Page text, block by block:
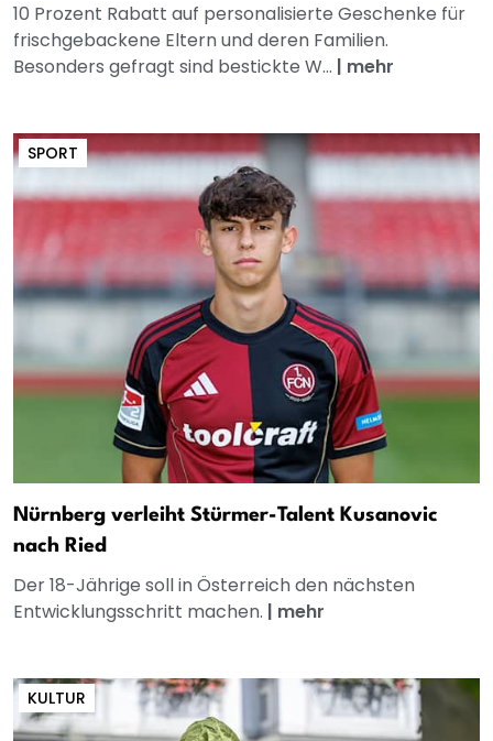
10 Prozent Rabatt auf personalisierte Geschenke für
frischgebackene Eltern und deren Familien.
Besonders gefragt sind bestickte W... | mehr
SPORT
Nürnberg verleiht Stürmer-Talent Kusanovic
nach Ried
Der 18-Jährige soll in Österreich den nächsten
Entwicklungsschritt machen. | mehr
KULTUR